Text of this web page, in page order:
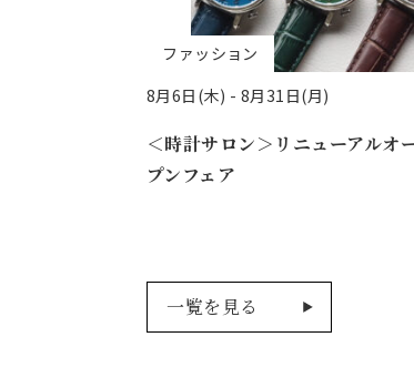
ファッション
8月6日(木) - 8月31日(月)
＜時計サロン＞リニューアルオ
プンフェア
一覧を見る